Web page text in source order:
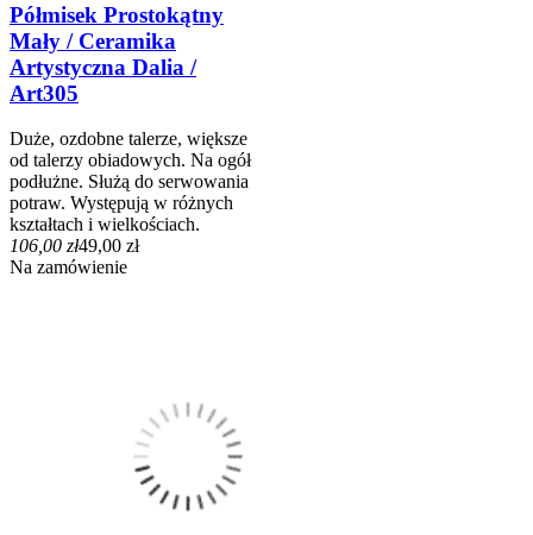
Półmisek Prostokątny
Mały / Ceramika
Artystyczna Dalia /
Art305
Duże, ozdobne talerze, większe
od talerzy obiadowych. Na ogół
podłużne. Służą do serwowania
potraw. Występują w różnych
kształtach i wielkościach.
106,00 zł49,00 zł
Na zamówienie